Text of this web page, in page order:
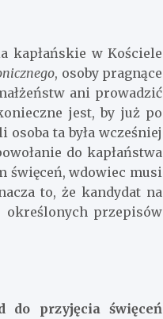
kapłańskie w Kościele
, osoby pragnące
ani prowadzić
jest, by już po
osoba ta była wcześniej
do kapłaństwa
święceń, wdowiec musi
to, że kandydat na
przepisów
do przyjęcia święceń